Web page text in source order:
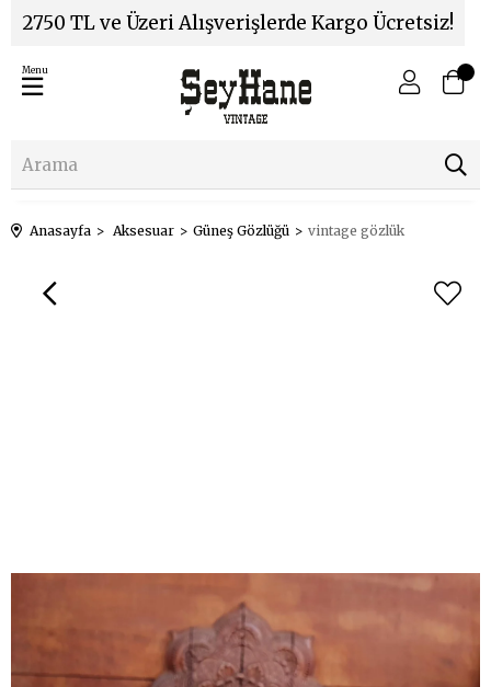
2750 TL ve Üzeri Alışverişlerde Kargo Ücretsiz!
Menu
Anasayfa Aksesuar Güneş Gözlüğü vintage gözlük